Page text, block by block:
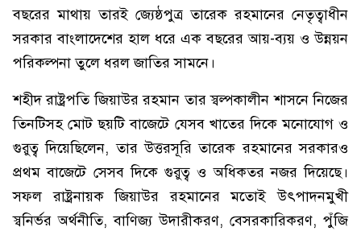
বছরের মাথায় তারই জ্যেষ্ঠপুত্র তারেক রহমানের নেতৃত্বাধীন
সরকার বাংলাদেশের হাল ধরে এক বছরের আয়-ব্যয় ও উন্নয়ন
পরিকল্পনা তুলে ধরল জাতির সামনে।
শহীদ রাষ্ট্রপতি জিয়াউর রহমান তার স্বল্পকালীন শাসনে নিজের
তিনটিসহ মোট ছয়টি বাজেটে যেসব খাতের দিকে মনোযোগ ও
গুরুত্ব দিয়েছিলেন, তার উত্তরসূরি তারেক রহমানের সরকারও
প্রথম বাজেটে সেসব দিকে গুরুত্ব ও অধিকতর নজর দিয়েছে।
সফল রাষ্ট্রনায়ক জিয়াউর রহমানের মতোই উৎপাদনমুখী
স্বনির্ভর অর্থনীতি, বাণিজ্য উদারীকরণ, বেসরকারিকরণ, পুঁজি